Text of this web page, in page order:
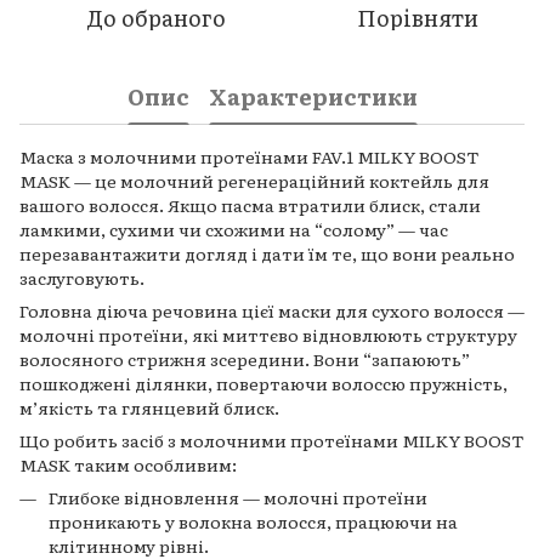
До обраного Порівняти
Опис Характеристики
Маска з молочними протеїнами FAV.1 MILKY BOOST
MASK — це молочний регенераційний коктейль для
вашого волосся. Якщо пасма втратили блиск, стали
ламкими, сухими чи схожими на “солому” — час
перезавантажити догляд і дати їм те, що вони реально
заслуговують.
Головна діюча речовина цієї маски для сухого волосся —
молочні протеїни, які миттєво відновлюють структуру
волосяного стрижня зсередини. Вони “запаюють”
пошкоджені ділянки, повертаючи волоссю пружність,
м’якість та глянцевий блиск.
Що робить засіб з молочними протеїнами MILKY BOOST
MASK таким особливим:
Глибоке відновлення — молочні протеїни
проникають у волокна волосся, працюючи на
клітинному рівні.